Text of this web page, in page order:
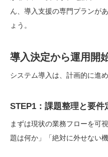
ん、導入支援の専門プランが
ょう。
導入決定から運用開
システム導入は、計画的に進
STEP1：課題整理と要件
まずは現状の業務フローを可
題は何か」「絶対に外せない